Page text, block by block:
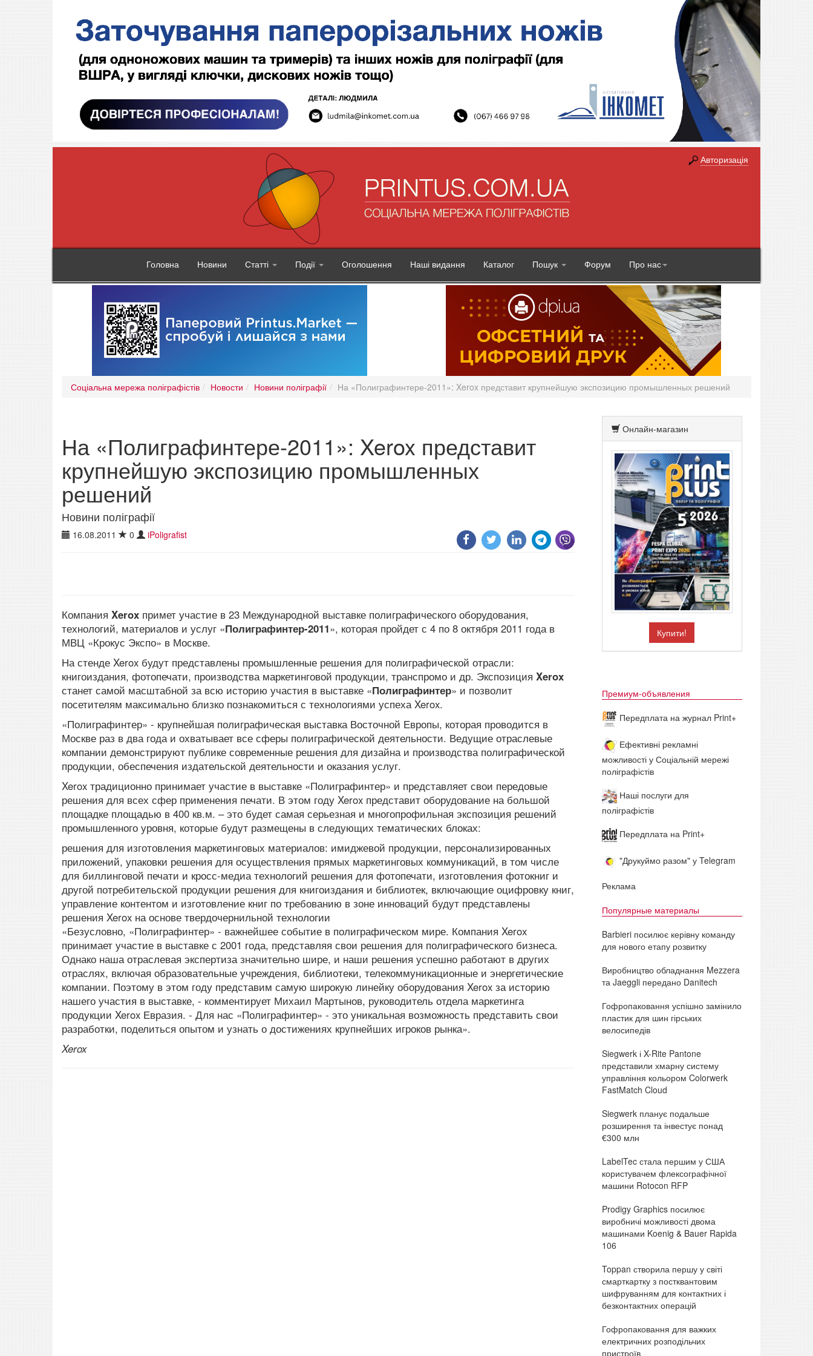
Авторизація
Головна Новини Статті Події Оголошення Наші видання Каталог Пошук Форум Про нас
Соціальна мережа поліграфістів Новости Новини поліграфії На «Полиграфинтере-2011»: Xerox представит крупнейшую экспозицию промышленных решений
На «Полиграфинтере-2011»: Xerox представит
крупнейшую экспозицию промышленных
решений
Новини поліграфії
16.08.2011 0 iPoligrafist
Компания Xerox примет участие в 23 Международной выставке полиграфического оборудования,
технологий, материалов и услуг «Полиграфинтер-2011», которая пройдет с 4 по 8 октября 2011 года в
МВЦ «Крокус Экспо» в Москве.
На стенде Xerox будут представлены промышленные решения для полиграфической отрасли:
книгоиздания, фотопечати, производства маркетинговой продукции, транспромо и др. Экспозиция Xerox
станет самой масштабной за всю историю участия в выставке «Полиграфинтер» и позволит
посетителям максимально близко познакомиться с технологиями успеха Xerox.
«Полиграфинтер» - крупнейшая полиграфическая выставка Восточной Европы, которая проводится в
Москве раз в два года и охватывает все сферы полиграфической деятельности. Ведущие отраслевые
компании демонстрируют публике современные решения для дизайна и производства полиграфической
продукции, обеспечения издательской деятельности и оказания услуг.
Xerox традиционно принимает участие в выставке «Полиграфинтер» и представляет свои передовые
решения для всех сфер применения печати. В этом году Xerox представит оборудование на большой
площадке площадью в 400 кв.м. – это будет самая серьезная и многопрофильная экспозиция решений
промышленного уровня, которые будут размещены в следующих тематических блоках:
решения для изготовления маркетинговых материалов: имиджевой продукции, персонализированных
приложений, упаковки решения для осуществления прямых маркетинговых коммуникаций, в том числе
для биллинговой печати и кросс-медиа технологий решения для фотопечати, изготовления фотокниг и
другой потребительской продукции решения для книгоиздания и библиотек, включающие оцифровку книг,
управление контентом и изготовление книг по требованию в зоне инноваций будут представлены
решения Xerox на основе твердочернильной технологии
«Безусловно, «Полиграфинтер» - важнейшее событие в полиграфическом мире. Компания Xerox
принимает участие в выставке с 2001 года, представляя свои решения для полиграфического бизнеса.
Однако наша отраслевая экспертиза значительно шире, и наши решения успешно работают в других
отраслях, включая образовательные учреждения, библиотеки, телекоммуникационные и энергетические
компании. Поэтому в этом году представим самую широкую линейку оборудования Xerox за историю
нашего участия в выставке, - комментирует Михаил Мартынов, руководитель отдела маркетинга
продукции Xerox Евразия. - Для нас «Полиграфинтер» - это уникальная возможность представить свои
разработки, поделиться опытом и узнать о достижениях крупнейших игроков рынка».
Xerox
Онлайн-магазин
Купити!
Премиум-объявления
Передплата на журнал Print+
Ефективні рекламні
можливості у Соціальній мережі
поліграфістів
Наші послуги для
поліграфістів
Передплата на Print+
"Друкуймо разом" у Telegram
Реклама
Популярные материалы
Barbieri посилює керівну команду
для нового етапу розвитку
Виробництво обладнання Mezzera
та Jaeggli передано Danitech
Гофропаковання успішно замінило
пластик для шин гірських
велосипедів
Siegwerk і X-Rite Pantone
представили хмарну систему
управління кольором Colorwerk
FastMatch Cloud
Siegwerk планує подальше
розширення та інвестує понад
€300 млн
LabelTec стала першим у США
користувачем флексографічної
машини Rotocon RFP
Prodigy Graphics посилює
виробничі можливості двома
машинами Koenig & Bauer Rapida
106
Toppan створила першу у світі
смарткартку з постквантовим
шифруванням для контактних і
безконтактних операцій
Гофропаковання для важких
електричних розподільчих
пристроїв